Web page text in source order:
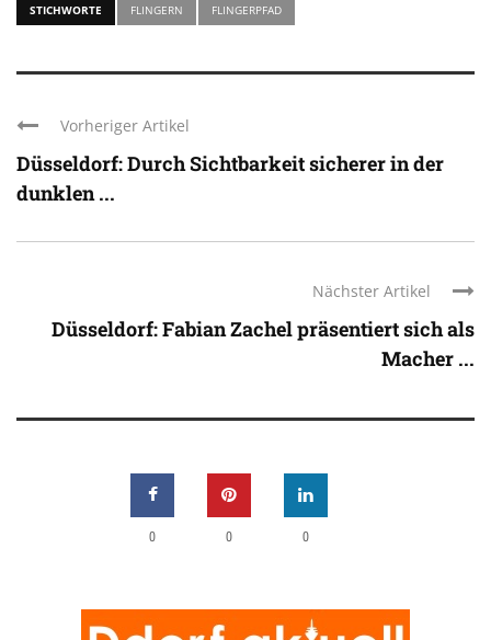
STICHWORTE FLINGERN FLINGERPFAD
Vorheriger Artikel
Düsseldorf: Durch Sichtbarkeit sicherer in der
dunklen ...
Nächster Artikel
Düsseldorf: Fabian Zachel präsentiert sich als
Macher ...
0 0 0